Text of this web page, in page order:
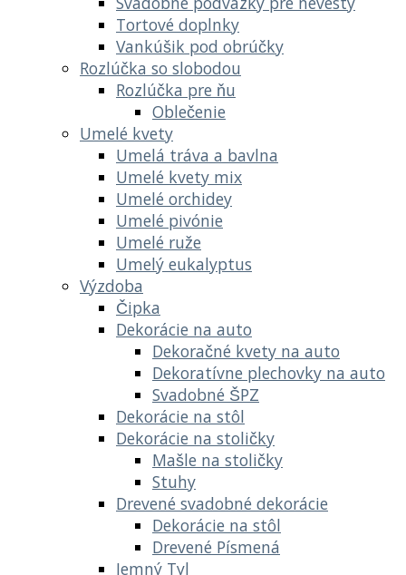
Tortové doplnky
Vankúšik pod obrúčky
Rozlúčka so slobodou
Rozlúčka pre ňu
Oblečenie
Umelé kvety
Umelá tráva a bavlna
Umelé kvety mix
Umelé orchidey
Umelé pivónie
Umelé ruže
Umelý eukalyptus
Výzdoba
Čipka
Dekorácie na auto
Dekoračné kvety na auto
Dekoratívne plechovky na auto
Svadobné ŠPZ
Dekorácie na stôl
Dekorácie na stoličky
Mašle na stoličky
Stuhy
Drevené svadobné dekorácie
Dekorácie na stôl
Drevené Písmená
Jemný Tyl